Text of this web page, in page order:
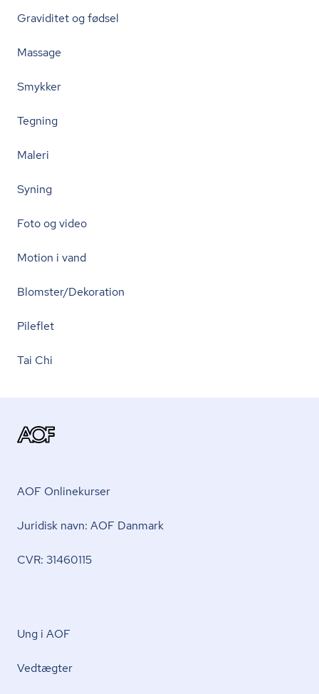
Graviditet og fødsel
Massage
Smykker
Tegning
Maleri
Syning
Foto og video
Motion i vand
Blomster/Dekoration
Pileflet
Tai Chi
AOF Onlinekurser
Juridisk navn: AOF Danmark
CVR: 31460115
Ung i AOF
Vedtægter